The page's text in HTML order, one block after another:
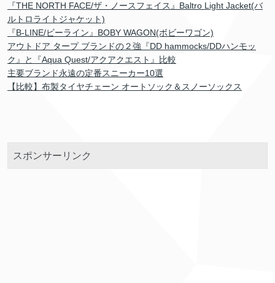
『THE NORTH FACE/ザ・ノースフェイス』Baltro Light Jacket(バ
ルトロライトジャケット)
『B-LINE/ビーライン』BOBY WAGON(ボビーワゴン)
アウトドア タープ ブランドの２強『DD hammocks/DDハンモッ
ク』と『Aqua Quest/アクアクエスト』比較
主要ブランド永遠の定番スニーカー10選
【比較】布製タイヤチェーン オートソック＆スノーソックス
スポンサーリンク